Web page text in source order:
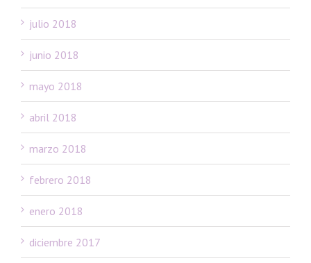
julio 2018
junio 2018
mayo 2018
abril 2018
marzo 2018
febrero 2018
enero 2018
diciembre 2017